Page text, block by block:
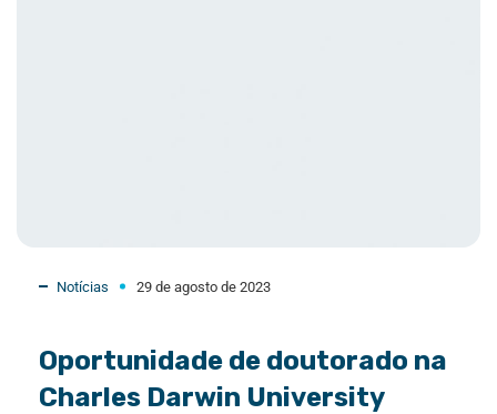
Notícias 29 de agosto de 2023
Oportunidade de doutorado na
Charles Darwin University